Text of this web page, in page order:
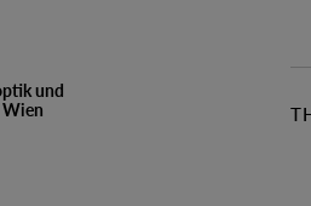
und